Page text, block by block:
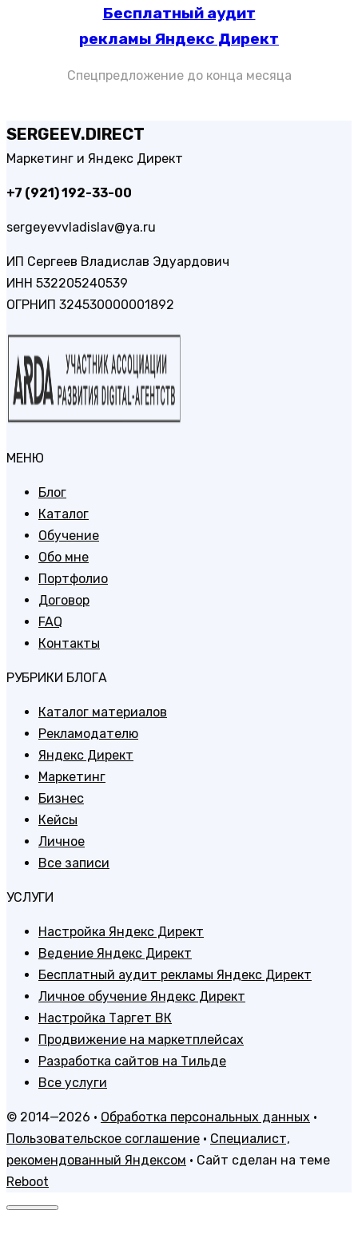
Бесплатный аудит
рекламы Яндекс Директ
Спецпредложение до конца месяца
SERGEEV.DIRECT
Маркетинг и Яндекс Директ
+7 (921) 192-33-00
sergeyevvladislav@ya.ru
ИП Сергеев Владислав Эдуардович
ИНН 532205240539
ОГРНИП 324530000001892
МЕНЮ
Блог
Каталог
Обучение
Обо мне
Портфолио
Договор
FAQ
Контакты
РУБРИКИ БЛОГА
Каталог материалов
Рекламодателю
Яндекс Директ
Маркетинг
Бизнес
Кейсы
Личное
Все записи
УСЛУГИ
Настройка Яндекс Директ
Ведение Яндекс Директ
Бесплатный аудит рекламы Яндекс Директ
Личное обучение Яндекс Директ
Настройка Таргет ВК
Продвижение на маркетплейсах
Разработка сайтов на Тильде
Все услуги
© 2014—2026 · Обработка персональных данных ·
Пользовательское соглашение · Cпециалист,
рекомендованный Яндексом · Сайт сделан на теме
Reboot